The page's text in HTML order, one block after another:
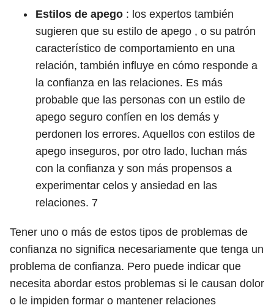
Estilos de apego : los expertos también
sugieren que su estilo de apego , o su patrón
característico de comportamiento en una
relación, también influye en cómo responde a
la confianza en las relaciones. Es más
probable que las personas con un estilo de
apego seguro confíen en los demás y
perdonen los errores. Aquellos con estilos de
apego inseguros, por otro lado, luchan más
con la confianza y son más propensos a
experimentar celos y ansiedad en las
relaciones. 7
Tener uno o más de estos tipos de problemas de
confianza no significa necesariamente que tenga un
problema de confianza. Pero puede indicar que
necesita abordar estos problemas si le causan dolor
o le impiden formar o mantener relaciones